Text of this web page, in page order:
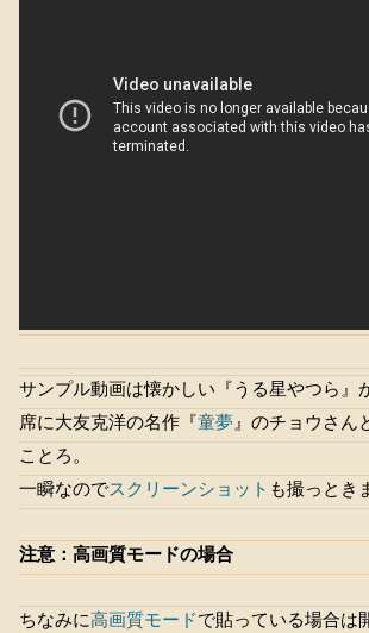
サンプル動画は懐かしい『うる星やつら』
席に大友克洋の名作『 童夢』のチョウさん
ことろ。
一瞬なのでスクリーンショット も撮っとき
注意：高画質モードの場合
ちなみに高画質モードで貼っている場合は